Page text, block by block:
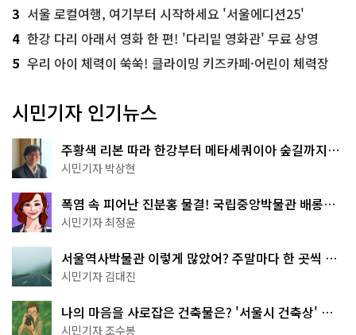
3 서울 로컬여행, 여기부터 시작하세요 '서울에디션25'
4 한강 다리 아래서 영화 한 편! '다리밑 영화관' 무료 상영
5 우리 아이 체력이 쑥쑥! 클라이밍 키즈카페·어린이 체력장
시민기자 인기뉴스
주황색 리본 따라 한강부터 메타세쿼이아 숲길까지…
서울둘레길 15코스
시민기자 박상현
폭염 속 피어난 진분홍 물결! 국립중앙박물관 배롱나
무 명소
시민기자 최정윤
서울역사박물관 이렇게 많았어? 주말마다 한 곳씩 떠
나는 역사 산책
시민기자 김대진
나의 마음을 사로잡은 건축물은? '서울시 건축상' 수
상작 공개!
시민기자 조수봉